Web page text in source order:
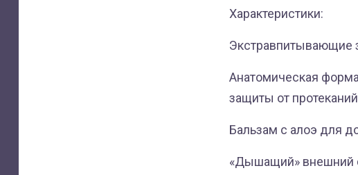
Характеристики:
Экстравпитывающие
Анатомическая
защиты от
Бальзам с алоэ для
«Дышащий» внешний